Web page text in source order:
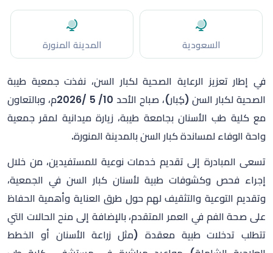
السعودية المدينة المنورة
في إطار تعزيز الرعاية الصحية لكبار السن، نفذت جمعية طيبة
الصحية لكبار السن (كِبار)، صباح الأحد 10/
5 /2026م، وبالتعاون
مع كلية طب الأسنان بجامعة طيبة، زيارة ميدانية لمقر جمعية
واحة الوفاء لمساندة كبار السن بالمدينة المنورة.‏
تسعى المبادرة إلى تقديم خدمات نوعية للمستفيدين، من خلال
إجراء فحص وكشوفات طبية لأسنان كبار السن في الجمعية،
وتقديم التوعية والتثقيف لهم حول طرق العناية وأهمية الحفاظ
على صحة الفم في العمر المتقدم، بالإضافة إلى منح الحالات التي
تتطلب تدخلات طبية معقدة (مثل زراعة الأسنان أو الخطط